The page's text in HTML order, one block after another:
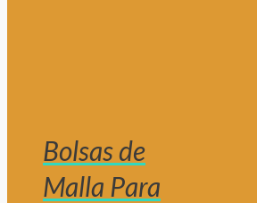
Bolsas de
Malla Para